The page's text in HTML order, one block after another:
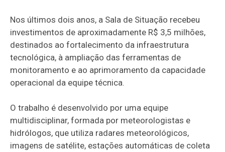
Nos últimos dois anos, a Sala de Situação recebeu
investimentos de aproximadamente R$ 3,5 milhões,
destinados ao fortalecimento da infraestrutura
tecnológica, à ampliação das ferramentas de
monitoramento e ao aprimoramento da capacidade
operacional da equipe técnica.
O trabalho é desenvolvido por uma equipe
multidisciplinar, formada por meteorologistas e
hidrólogos, que utiliza radares meteorológicos,
imagens de satélite, estações automáticas de coleta